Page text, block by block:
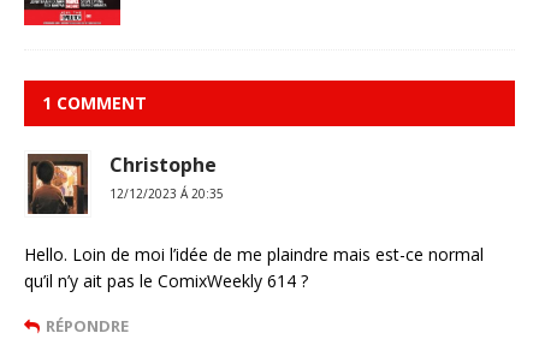
1 COMMENT
Christophe
12/12/2023 Á 20:35
Hello. Loin de moi l’idée de me plaindre mais est-ce normal
qu’il n’y ait pas le ComixWeekly 614 ?
RÉPONDRE